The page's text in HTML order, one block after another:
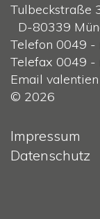
Tulbeckstraße
D-80339
Telefon 0049
Telefax 0049
Email
© 2026
Impressum
Datenschutz